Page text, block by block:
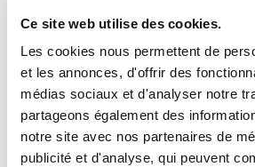
Ce site web utilise des cookies.
Les cookies nous permettent de
et les annonces, d'offrir des
médias sociaux et d'analyser notre
partageons également des
notre site avec nos partenaires de
publicité et d'analyse, qui peuvent
Nous sommes poésie
Ce qu’il en a pensé La poésie est, au
désir, un désir…READ MORE
16 février 2022 0 Like